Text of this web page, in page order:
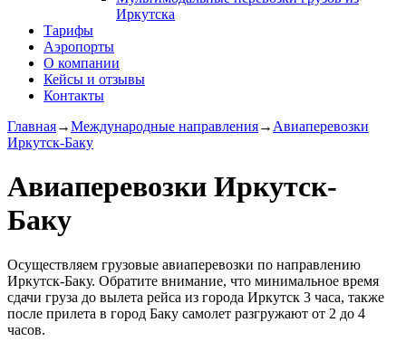
Иркутска
Тарифы
Аэропорты
О компании
Кейсы и отзывы
Контакты
Главная→Международные направления→ Авиаперевозки
Иркутск-Баку
Авиаперевозки Иркутск-
Баку
Осуществляем грузовые авиаперевозки по направлению
Иркутск-Баку. Обратите внимание, что минимальное время
сдачи груза до вылета рейса из города Иркутск 3 часа, также
после прилета в город Баку самолет разгружают от 2 до 4
часов.